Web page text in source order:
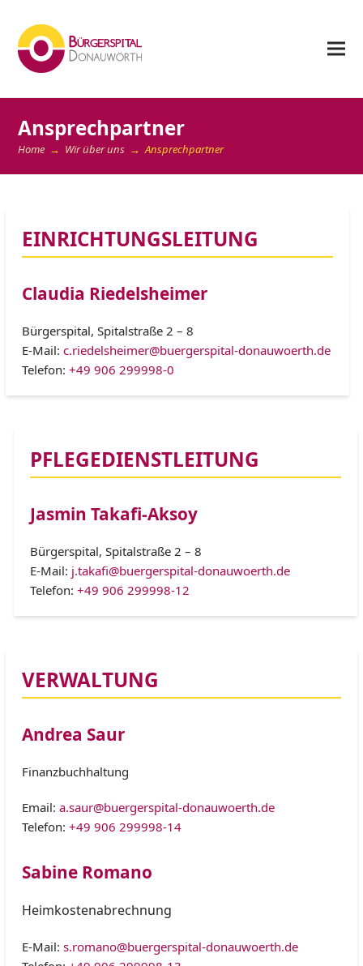
Ansprechpartner
Home → Wir über uns → Ansprechpartner
EINRICHTUNGSLEITUNG
Claudia Riedelsheimer
Bürgerspital, Spitalstraße 2 – 8
E-Mail:c.riedelsheimer@buergerspital-donauwoerth.de
Telefon:+49 906 299998-0
PFLEGEDIENSTLEITUNG
Jasmin Takafi-Aksoy
Bürgerspital, Spitalstraße 2 – 8
E-Mail: j.takafi@buergerspital-donauwoerth.de
Telefon:+49 906 299998-12
VERWALTUNG
Andrea Saur
Finanzbuchhaltung
Email:a.saur@buergerspital-donauwoerth.de
Telefon:+49 906 299998-14
Sabine Romano
Heimkostenabrechnung
E-Mail:s.romano@buergerspital-donauwoerth.de